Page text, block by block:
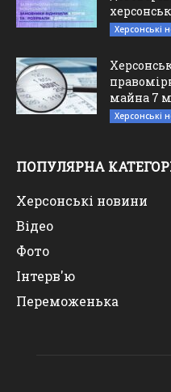
Херсонські
майна 7
Херсонські
ПОПУЛЯРНА
Херсонські новини
Відео
Фото
Інтерв'ю
Переможенька